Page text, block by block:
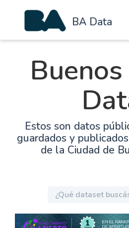
BA Data
Estos son datos
guardados y
de la Ciudad de